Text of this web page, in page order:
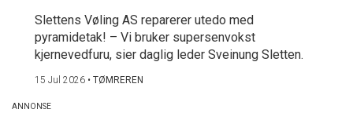
Slettens Vøling AS reparerer utedo med
pyramidetak! – Vi bruker supersenvokst
kjernevedfuru, sier daglig leder Sveinung Sletten.
15 Jul 2026 • TØMREREN